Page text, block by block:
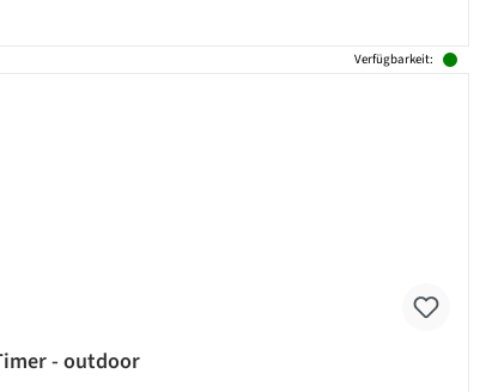
Verfügbarkeit:
- outdoor